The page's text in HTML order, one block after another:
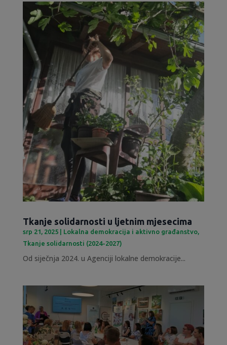
Tkanje solidarnosti u ljetnim mjesecima
srp 21, 2025| Lokalna demokracija i aktivno građanstvo,
Tkanje solidarnosti (2024-2027)
Od siječnja 2024. u Agenciji lokalne demokracije...